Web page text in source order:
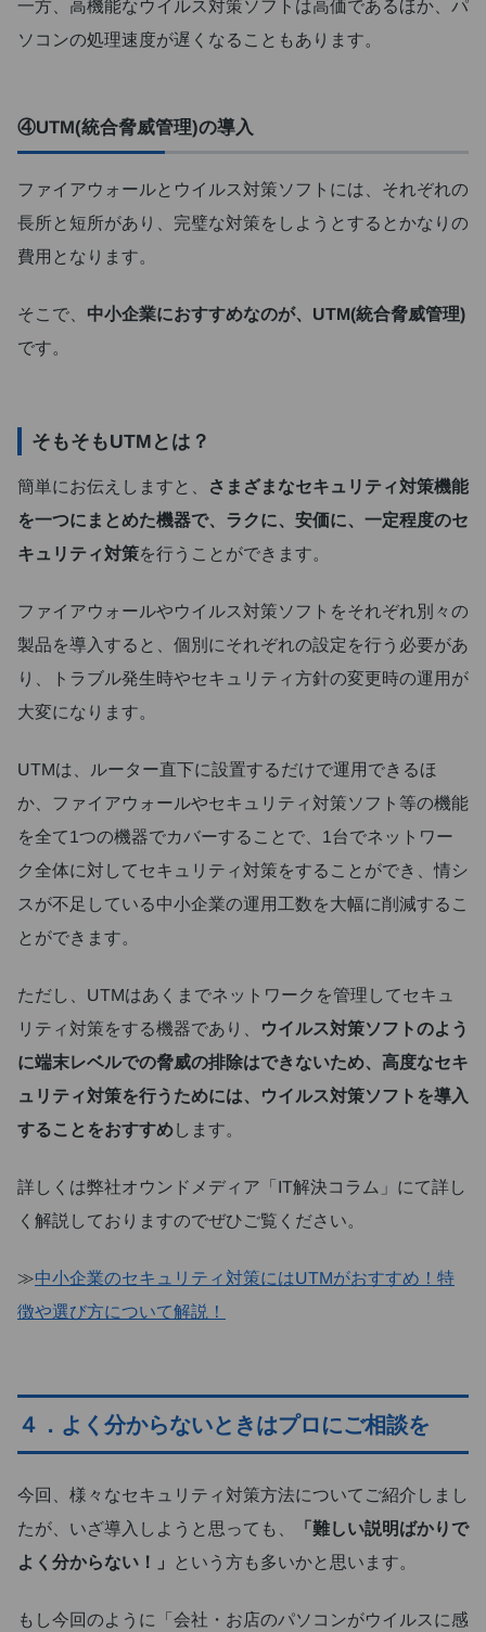
一方、高機能なウイルス対策ソフトは高価であるほか、パ
ソコンの処理速度が遅くなることもあります。
④UTM(統合脅威管理)の導入
ファイアウォールとウイルス対策ソフトには、それぞれの
長所と短所があり、完璧な対策をしようとするとかなりの
費用となります。
そこで、 中小企業におすすめなのが、UTM(統合脅威管理)
です。
そもそもUTMとは？
簡単にお伝えしますと、 さまざまなセキュリティ対策機能
を一つにまとめた機器で、ラクに、安価に、一定程度のセ
キュリティ対策を行うことができます。
ファイアウォールやウイルス対策ソフトをそれぞれ別々の
製品を導入すると、個別にそれぞれの設定を行う必要があ
り、トラブル発生時やセキュリティ方針の変更時の運用が
大変になります。
UTMは、ルーター直下に設置するだけで運用できるほ
か、ファイアウォールやセキュリティ対策ソフト等の機能
を全て1つの機器でカバーすることで、1台でネットワー
ク全体に対してセキュリティ対策をすることができ、情シ
スが不足している中小企業の運用工数を大幅に削減するこ
とができます。
ただし、UTMはあくまでネットワークを管理してセキュ
リティ対策をする機器であり、 ウイルス対策ソフトのよう
に端末レベルでの脅威の排除はできないため、高度なセキ
ュリティ対策を行うためには、ウイルス対策ソフトを導入
することをおすすめします。
詳しくは弊社オウンドメディア「IT解決コラム」にて詳し
く解説しておりますのでぜひご覧ください。
≫中小企業のセキュリティ対策にはUTMがおすすめ！特
徴や選び方について解説！
４．よく分からないときはプロにご相談を
今回、様々なセキュリティ対策方法についてご紹介しまし
たが、いざ導入しようと思っても、 「難しい説明ばかりで
よく分からない！」 という方も多いかと思います。
もし今回のように「会社・お店のパソコンがウイルスに感